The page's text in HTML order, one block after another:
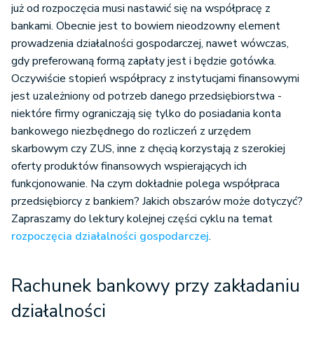
już od rozpoczęcia musi nastawić się na współpracę z
bankami. Obecnie jest to bowiem nieodzowny element
prowadzenia działalności gospodarczej, nawet wówczas,
gdy preferowaną formą zapłaty jest i będzie gotówka.
Oczywiście stopień współpracy z instytucjami finansowymi
jest uzależniony od potrzeb danego przedsiębiorstwa -
niektóre firmy ograniczają się tylko do posiadania konta
bankowego niezbędnego do rozliczeń z urzędem
skarbowym czy ZUS, inne z chęcią korzystają z szerokiej
oferty produktów finansowych wspierających ich
funkcjonowanie. Na czym dokładnie polega współpraca
przedsiębiorcy z bankiem? Jakich obszarów może dotyczyć?
Zapraszamy do lektury kolejnej części cyklu na temat
rozpoczęcia działalności gospodarczej.
Rachunek bankowy przy zakładaniu
działalności